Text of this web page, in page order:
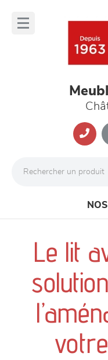
canapés et
séjours
meubles de
Le lit